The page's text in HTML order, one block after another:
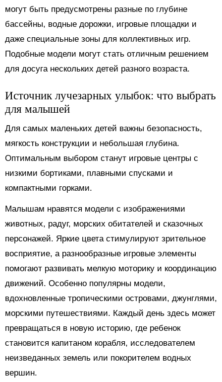
могут быть предусмотрены разные по глубине
бассейны, водные дорожки, игровые площадки и
даже специальные зоны для коллективных игр.
Подобные модели могут стать отличным решением
для досуга нескольких детей разного возраста.
Источник лучезарных улыбок: что выбрать
для малышей
Для самых маленьких детей важны безопасность,
мягкость конструкции и небольшая глубина.
Оптимальным выбором станут игровые центры с
низкими бортиками, плавными спусками и
компактными горками.
Малышам нравятся модели с изображениями
животных, радуг, морских обитателей и сказочных
персонажей. Яркие цвета стимулируют зрительное
восприятие, а разнообразные игровые элементы
помогают развивать мелкую моторику и координацию
движений. Особенно популярны модели,
вдохновленные тропическими островами, джунглями,
морскими путешествиями. Каждый день здесь может
превращаться в новую историю, где ребенок
становится капитаном корабля, исследователем
неизведанных земель или покорителем водных
вершин.